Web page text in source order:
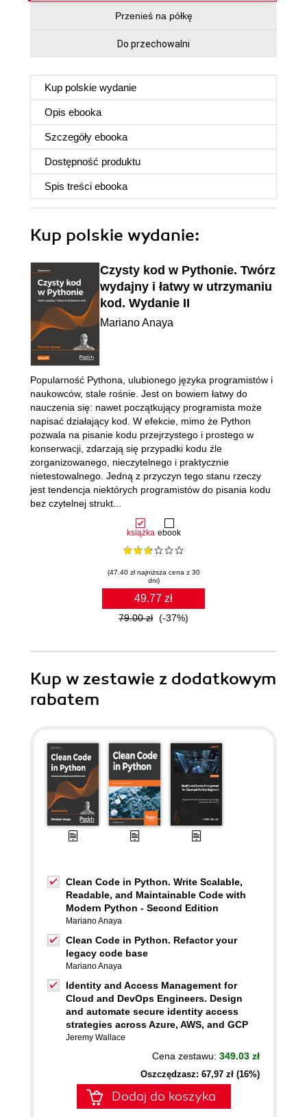
Przenieś na półkę
Do przechowalni
Kup polskie wydanie
Opis ebooka
Szczegóły ebooka
Dostępność produktu
Spis treści ebooka
Kup polskie wydanie:
Czysty kod w Pythonie. Twórz
wydajny i łatwy w utrzymaniu
kod. Wydanie II
Mariano Anaya
książka ebook
(47.40 zł najniższa cena z 30
dni)
49.77 zł
79.00 zł (-37%)
Popularność Pythona, ulubionego języka programistów i
naukowców, stale rośnie. Jest on bowiem łatwy do
nauczenia się: nawet początkujący programista może
napisać działający kod. W efekcie, mimo że Python
pozwala na pisanie kodu przejrzystego i prostego w
konserwacji, zdarzają się przypadki kodu źle
zorganizowanego, nieczytelnego i praktycznie
nietestowalnego. Jedną z przyczyn tego stanu rzeczy
jest tendencja niektórych programistów do pisania kodu
bez czytelnej strukt...
Kup w zestawie z dodatkowym
rabatem
Clean Code in Python. Write Scalable,
Readable, and Maintainable Code with
Modern Python - Second Edition
Mariano Anaya
Clean Code in Python. Refactor your
legacy code base
Mariano Anaya
Identity and Access Management for
Cloud and DevOps Engineers. Design
and automate secure identity access
strategies across Azure, AWS, and GCP
Jeremy Wallace
Cena zestawu: 349.03 zł
Oszczędzasz: 67,97 zł (16%)
Dodaj do koszyka